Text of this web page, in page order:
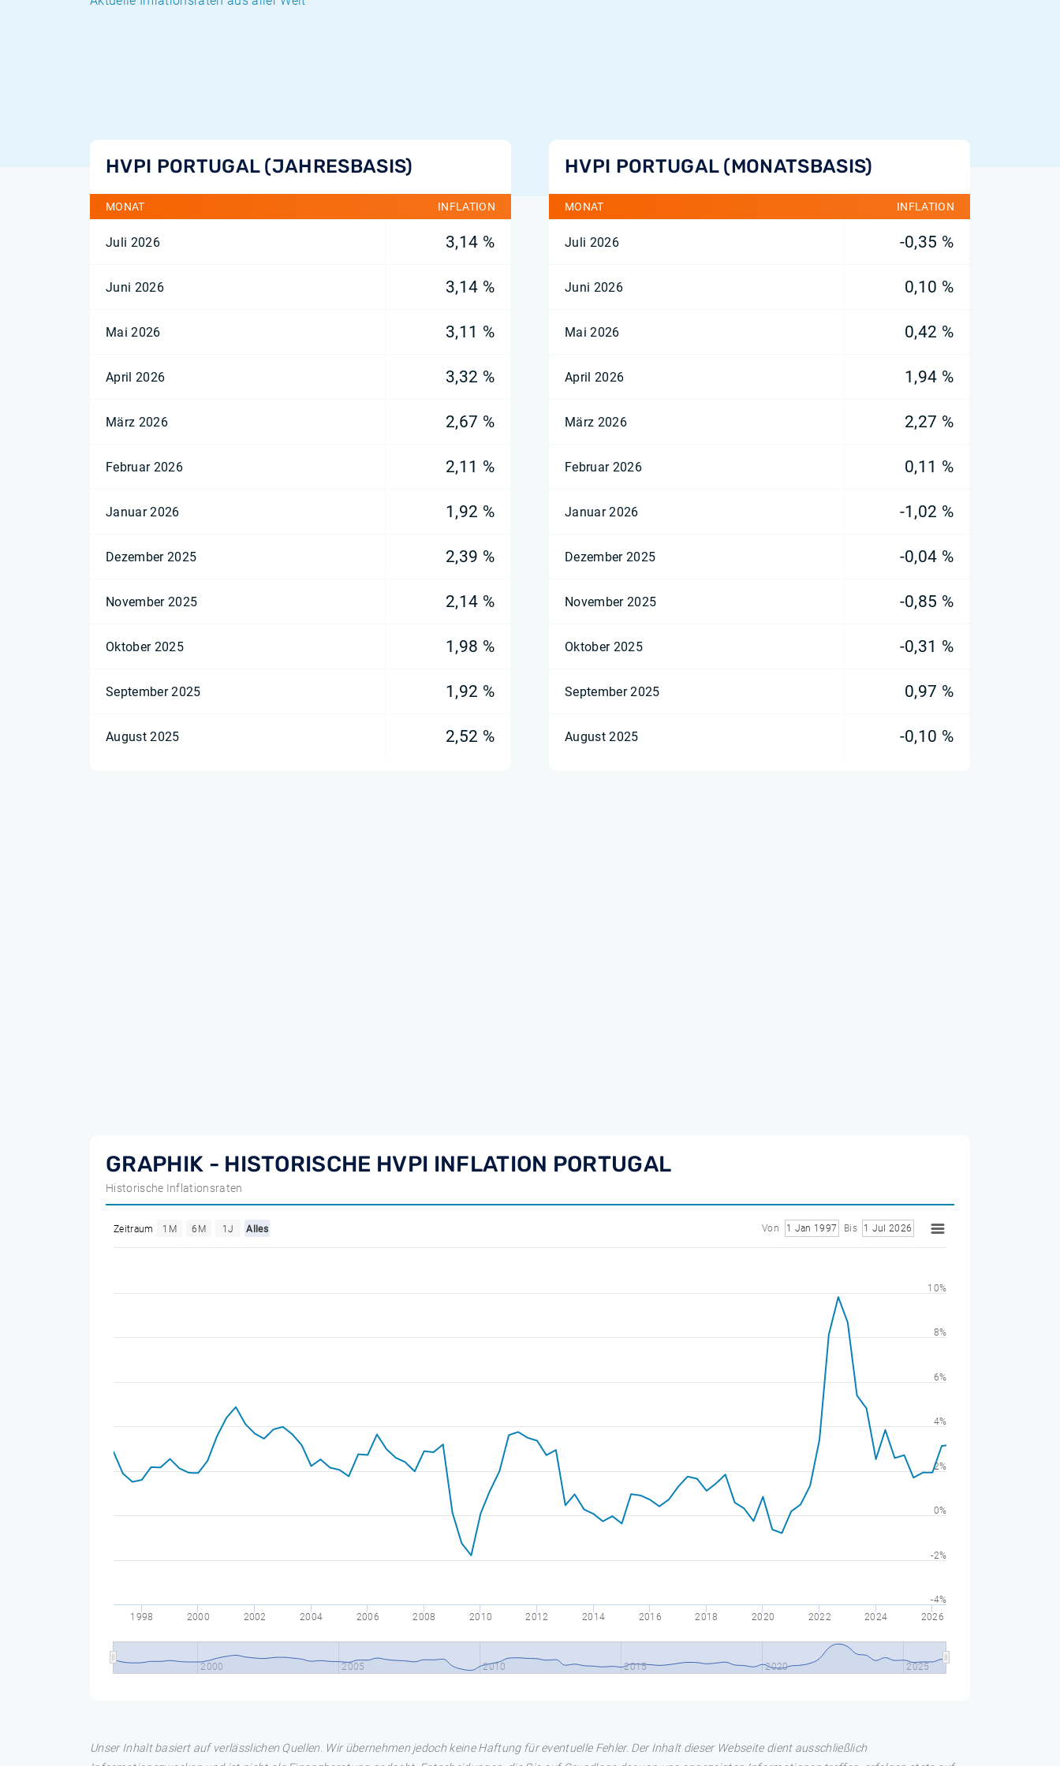
HVPI PORTUGAL (JAHRESBASIS)
MONAT INFLATION
Juli 2026 3,14 %
Juni 2026 3,14 %
Mai 2026 3,11 %
April 2026 3,32 %
März 2026 2,67 %
Februar 2026 2,11 %
Januar 2026 1,92 %
Dezember 2025 2,39 %
November 2025 2,14 %
Oktober 2025 1,98 %
September 2025 1,92 %
August 2025 2,52 %
HVPI PORTUGAL (MONATSBASIS)
MONAT INFLATION
Juli 2026 -0,35 %
Juni 2026 0,10 %
Mai 2026 0,42 %
April 2026 1,94 %
März 2026 2,27 %
Februar 2026 0,11 %
Januar 2026 -1,02 %
Dezember 2025 -0,04 %
November 2025 -0,85 %
Oktober 2025 -0,31 %
September 2025 0,97 %
August 2025 -0,10 %
GRAPHIK - HISTORISCHE HVPI INFLATION PORTUGAL
Historische Inflationsraten
Zeitraum 1M 6M 1J Alles Von 1 Jan 1997 Bis 1 Jul 2026
1998 2000 2002 2004 2006 2008 2010 2012 2014 2016 2018 2020 2022 2024 2026
2000 2005 2010 2015 2020 2025
-4%
-2%
0%
2%
4%
6%
8%
10%
Unser Inhalt basiert auf verlässlichen Quellen. Wir übernehmen jedoch keine Haftung für eventuelle Fehler. Der Inhalt dieser Webseite dient ausschließlich